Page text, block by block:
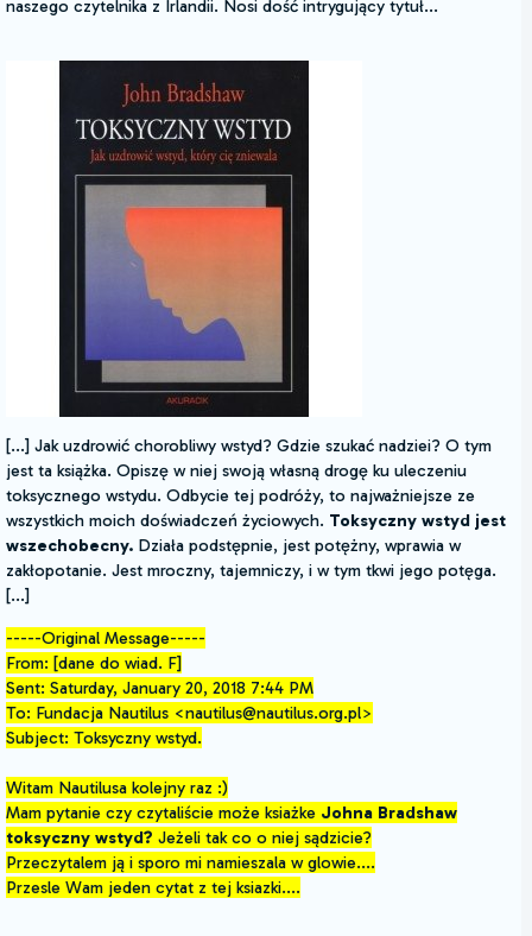
naszego czytelnika z Irlandii. Nosi dość intrygujący tytuł...
[...] Jak uzdrowić chorobliwy wstyd? Gdzie szukać nadziei? O tym
jest ta książka. Opiszę w niej swoją własną drogę ku uleczeniu
toksycznego wstydu. Odbycie tej podróży, to najważniejsze ze
wszystkich moich doświadczeń życiowych. Toksyczny wstyd jest
wszechobecny. Działa podstępnie, jest potężny, wprawia w
zakłopotanie. Jest mroczny, tajemniczy, i w tym tkwi jego potęga.
[...]
-----Original Message-----
From: [dane do wiad. F]
Sent: Saturday, January 20, 2018 7:44 PM
To: Fundacja Nautilus <nautilus@nautilus.org.pl>
Subject: Toksyczny wstyd.
Witam Nautilusa kolejny raz :)
Mam pytanie czy czytaliście może ksiażke Johna Bradshaw
toksyczny wstyd? Jeżeli tak co o niej sądzicie?
Przeczytalem ją i sporo mi namieszala w glowie....
Przesle Wam jeden cytat z tej ksiazki....